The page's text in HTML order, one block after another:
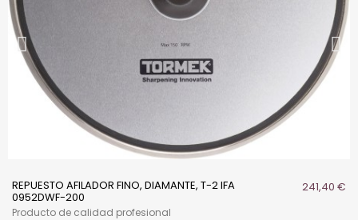
REPUESTO AFILADOR FINO, DIAMANTE, T-2 IFA
0952DWF-200
241,40 €
Producto de calidad profesional